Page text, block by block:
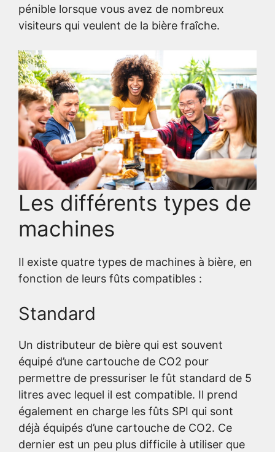
pénible lorsque vous avez de nombreux
visiteurs qui veulent de la bière fraîche.
Les différents types de
machines
Il existe quatre types de machines à bière, en
fonction de leurs fûts compatibles :
Standard
Un distributeur de bière qui est souvent
équipé d’une cartouche de CO2 pour
permettre de pressuriser le fût standard de 5
litres avec lequel il est compatible. Il prend
également en charge les fûts SPI qui sont
déjà équipés d’une cartouche de CO2. Ce
dernier est un peu plus difficile à utiliser que